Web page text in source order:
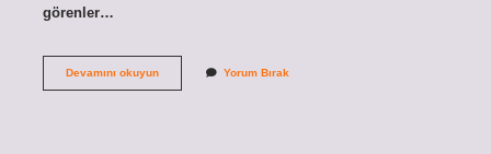
görenler…
Devamını okuyunTecil
Yorum Bırak